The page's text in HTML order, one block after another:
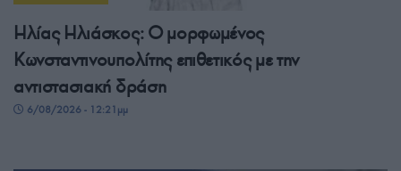
Ηλίας Ηλιάσκος: Ο μορφωμένος
Κωνσταντινουπολίτης επιθετικός με την
αντιστασιακή δράση
6/08/2026 - 12:21μμ